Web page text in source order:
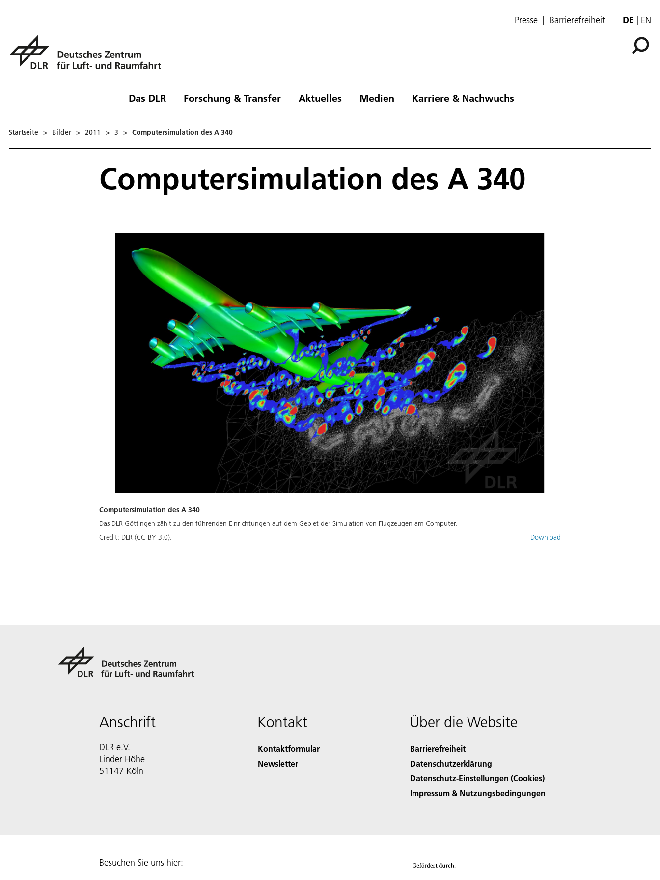
Presse Barrierefreiheit DE EN
Das DLR Forschung & Transfer Aktuelles Medien Karriere & Nachwuchs
Startseite > Bilder > 2011 > 3 > Computersimulation des A 340
Computersimulation des A 340
Computersimulation des A 340
Das DLR Göttingen zählt zu den führenden Einrichtungen auf dem Gebiet der Simulation von Flugzeugen am Computer.
Credit: DLR (CC-BY 3.0). Download
Anschrift
DLR e.V.
Linder Höhe
51147 Köln
Kontakt
Kontaktformular
Newsletter
Über die Website
Barrierefreiheit
Datenschutzerklärung
Datenschutz-Einstellungen (Cookies)
Impressum & Nutzungsbedingungen
Besuchen Sie uns hier: